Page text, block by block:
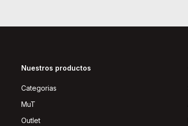
Nuestros productos
Categorias
MuT
Outlet